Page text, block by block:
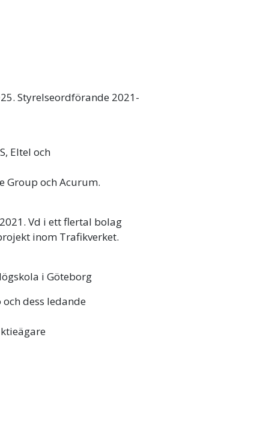
Styrelseordförande 2021-
Eltel och
Group och Acurum.
Vd i ett flertal bolag
inom Trafikverket.
i Göteborg
dess ledande